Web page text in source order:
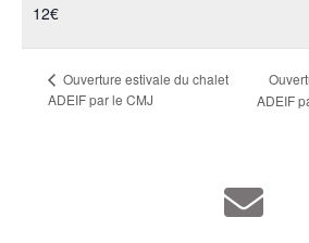
12€
Ouverture estivale du chalet
ADEIF par le CMJ
ADEIF